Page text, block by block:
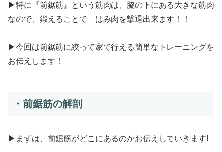
▶特に『前鋸筋』という筋肉は、脇の下にある大きな筋肉
なので、鍛えることで はみ肉を撃退出来ます！！
▶今回は前鋸筋に絞って家で行える簡単なトレーニングを
お伝えします！
・前鋸筋の解剖
▶まずは、前鋸筋がどこにあるのかお伝えしていきます!